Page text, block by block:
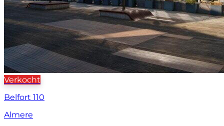
Verkocht
Belfort 110
Almere